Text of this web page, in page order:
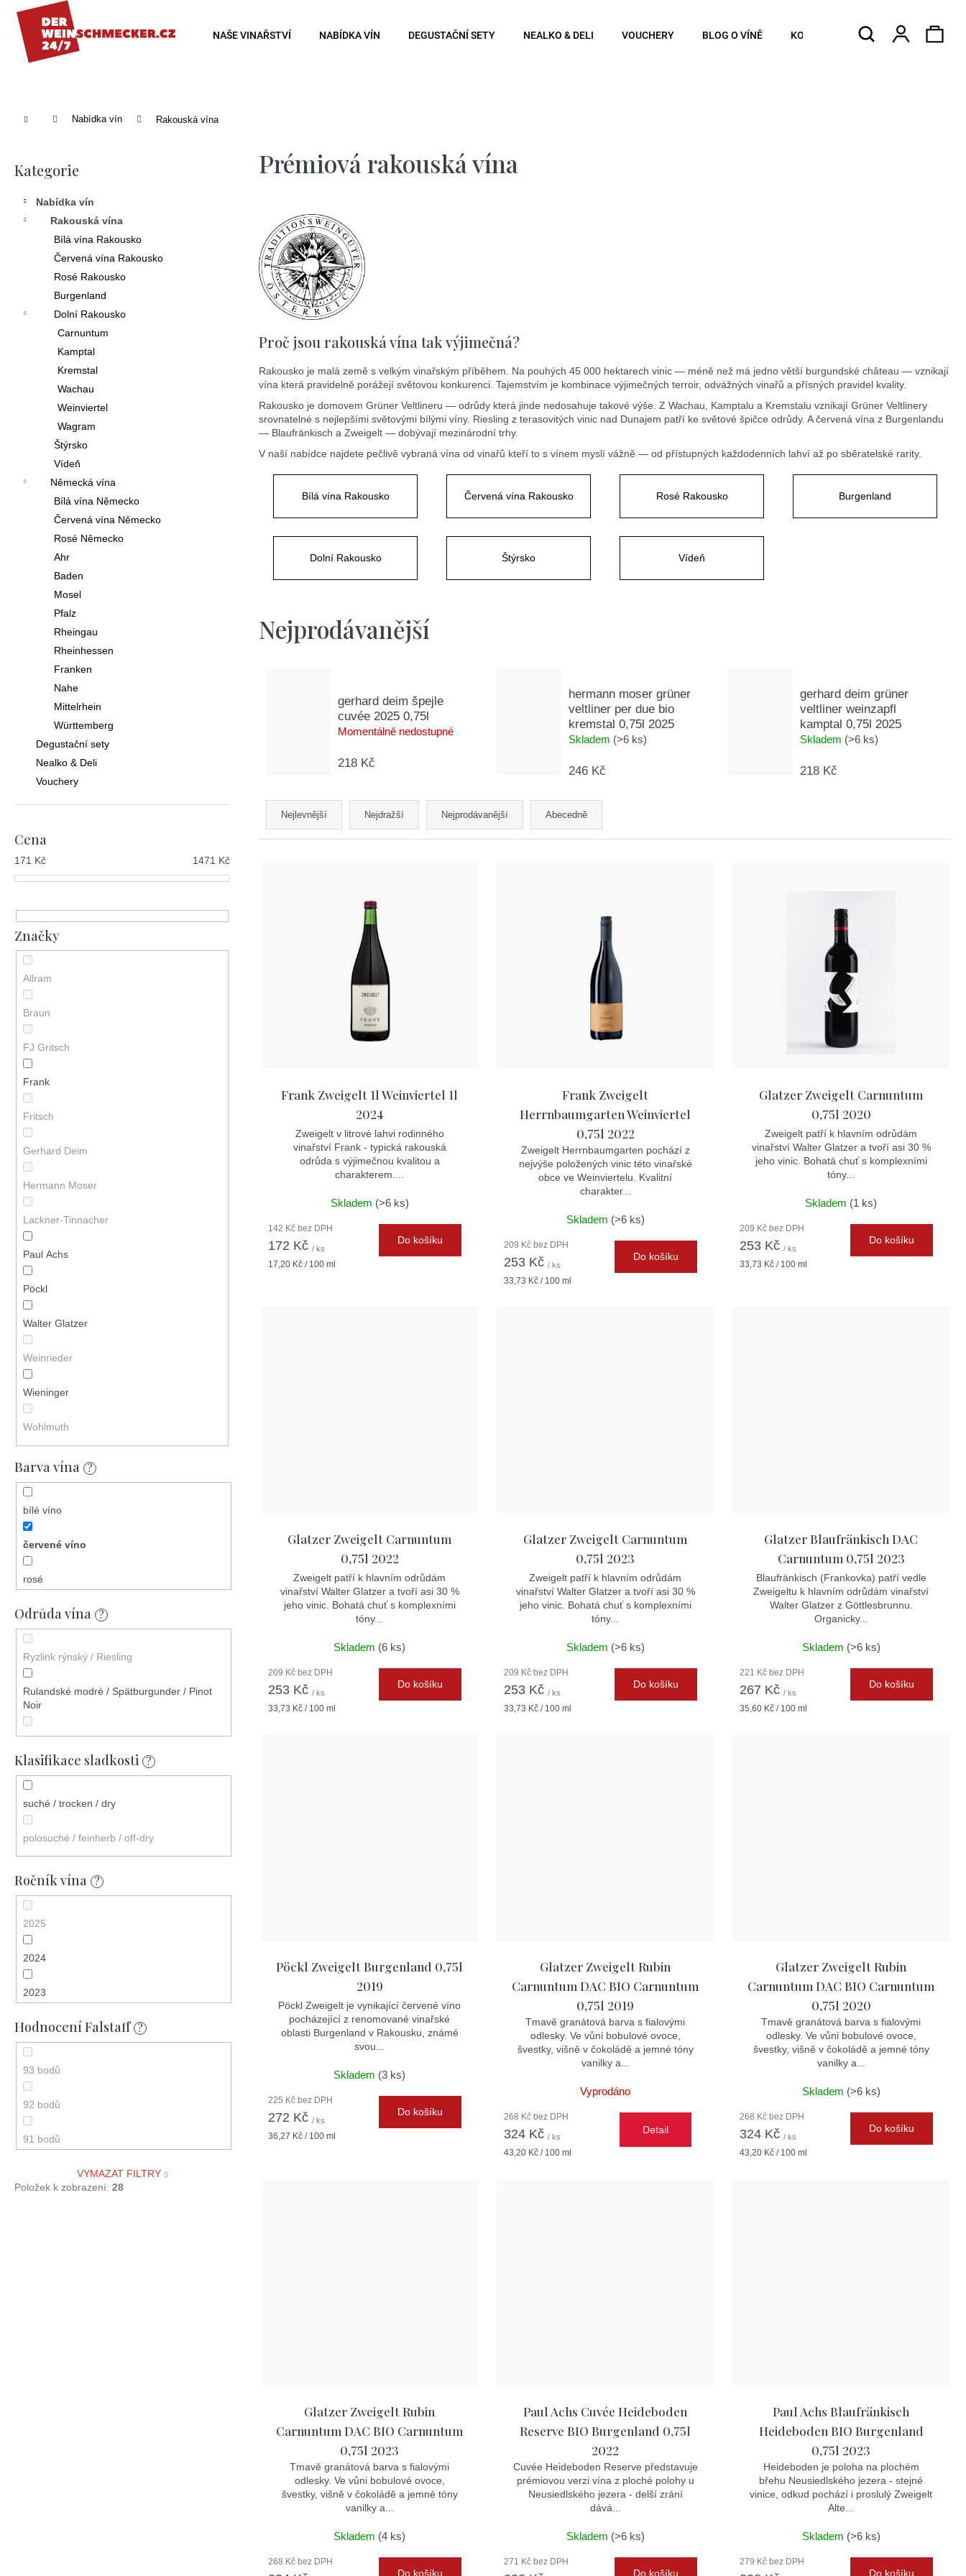
NAŠE VINAŘSTVÍ NABÍDKA VÍN DEGUSTAČNÍ SETY NEALKO & DELI VOUCHERY BLOG O VÍNĚ KONTAKTY Hledat
Domů Nabídka vín Rakouská vína
Přeskočit
kategorie
Kategorie
Nabídka vín
Rakouská vína
Bílá vína Rakousko
Červená vína Rakousko
Rosé Rakousko
Burgenland
Dolní Rakousko
Carnuntum
Kamptal
Kremstal
Wachau
Weinviertel
Wagram
Štýrsko
Vídeň
Německá vína
Bílá vína Německo
Červená vína Německo
Rosé Německo
Ahr
Baden
Mosel
Pfalz
Rheingau
Rheinhessen
Franken
Nahe
Mittelrhein
Württemberg
Degustační sety
Nealko & Deli
Vouchery
Cena
171 Kč 1471 Kč
Značky
Allram
Braun
FJ Gritsch
Frank
Fritsch
Gerhard Deim
Hermann Moser
Lackner-Tinnacher
Paul Achs
Pöckl
Walter Glatzer
Weinrieder
Wieninger
Wohlmuth
Barva vína ?
bílé víno
červené víno
rosé
červerné víno
Odrůda vína ?
Ryzlink rýnský / Riesling
Rulandské modré / Spätburgunder / Pinot
Noir
Veltlínské zelené / Grüner Veltliner
Chardonnay
Zweigeltrebe / Zweigelt
Sauvignon Blanc
Frankovka / Blaufränkisch
Gelber Muskateller / Muškát žlutý / Muscat
Blanc à Petits Grains
Rulandské bílé / Weissburgunder / Pinot
Blanc
Svatovavřinecké / St. Laurent
Veltlínské červené, Roter Veltliner
Veltlínské červené / Roter Veltliner
Klasifikace sladkosti ?
suché / trocken / dry
polosuché / feinherb / off-dry
Ročník vína ?
2025
2024
2023
2022
Hodnocení Falstaff ?
93 bodů
92 bodů
91 bodů
VYMAZAT FILTRY
Položek k zobrazení: 28
Prémiová rakouská vína
Proč jsou rakouská vína tak výjimečná?
Rakousko je malá země s velkým vinařským příběhem. Na pouhých 45 000 hektarech vinic — méně než má jedno větší burgundské château — vznikají
vína která pravidelně porážejí světovou konkurenci. Tajemstvím je kombinace výjimečných terroir, odvážných vinařů a přísných pravidel kvality.
Rakousko je domovem Grüner Veltlineru — odrůdy která jinde nedosahuje takové výše. Z Wachau, Kamptalu a Kremstalu vznikají Grüner Veltlinery
srovnatelné s nejlepšími světovými bílými víny. Riesling z terasovitých vinic nad Dunajem patří ke světové špičce odrůdy. A červená vína z Burgenlandu
— Blaufränkisch a Zweigelt — dobývají mezinárodní trhy.
V naší nabídce najdete pečlivě vybraná vína od vinařů kteří to s vínem myslí vážně — od přístupných každodenních lahví až po sběratelské rarity.
Bílá vína Rakousko Červená vína Rakousko Rosé Rakousko Burgenland
Dolní Rakousko Štýrsko Vídeň
Nejprodávanější
gerhard deim špejle
cuvée 2025 0,75l
Momentálně nedostupné
218 Kč
hermann moser grüner
veltliner per due bio
kremstal 0,75l 2025
Skladem (>6 ks)
246 Kč
gerhard deim grüner
veltliner weinzapfl
kamptal 0,75l 2025
Skladem (>6 ks)
218 Kč
Ř
a
Nejlevnější Nejdražší Nejprodávanější Abecedně
Frank Zweigelt 1l Weinviertel 1l
2024
Zweigelt v litrové lahvi rodinného
vinařství Frank - typická rakouská
odrůda s výjimečnou kvalitou a
charakterem....
Skladem (>6 ks)
142 Kč bez DPH
172 Kč / ks
Měrná
17,20 Kč / 100 ml
Do košíku
Frank Zweigelt
Herrnbaumgarten Weinviertel
0,75l 2022
Zweigelt Herrnbaumgarten pochází z
nejvýše položených vinic této vinařské
obce ve Weinviertelu. Kvalitní
charakter...
Skladem (>6 ks)
209 Kč bez DPH
253 Kč / ks
Měrná
33,73 Kč / 100 ml
Do košíku
Glatzer Zweigelt Carnuntum
0,75l 2020
Zweigelt patří k hlavním odrůdám
vinařství Walter Glatzer a tvoří asi 30 %
jeho vinic. Bohatá chuť s komplexními
tóny...
Skladem (1 ks)
209 Kč bez DPH
253 Kč / ks
Měrná
33,73 Kč / 100 ml
Do košíku
Glatzer Zweigelt Carnuntum
0,75l 2022
Zweigelt patří k hlavním odrůdám
vinařství Walter Glatzer a tvoří asi 30 %
jeho vinic. Bohatá chuť s komplexními
tóny...
Skladem (6 ks)
209 Kč bez DPH
253 Kč / ks
Měrná
33,73 Kč / 100 ml
Do košíku
Glatzer Zweigelt Carnuntum
0,75l 2023
Zweigelt patří k hlavním odrůdám
vinařství Walter Glatzer a tvoří asi 30 %
jeho vinic. Bohatá chuť s komplexními
tóny...
Skladem (>6 ks)
209 Kč bez DPH
253 Kč / ks
Měrná
33,73 Kč / 100 ml
Do košíku
Glatzer Blaufränkisch DAC
Carnuntum 0,75l 2023
Blaufränkisch (Frankovka) patří vedle
Zweigeltu k hlavním odrůdám vinařství
Walter Glatzer z Göttlesbrunnu.
Organicky...
Skladem (>6 ks)
221 Kč bez DPH
267 Kč / ks
Měrná
35,60 Kč / 100 ml
Do košíku
Pöckl Zweigelt Burgenland 0,75l
2019
Pöckl Zweigelt je vynikající červené víno
pocházející z renomované vinařské
oblasti Burgenland v Rakousku, známé
svou...
Skladem (3 ks)
225 Kč bez DPH
272 Kč / ks
Měrná
36,27 Kč / 100 ml
Do košíku
Glatzer Zweigelt Rubin
Carnuntum DAC BIO Carnuntum
0,75l 2019
Tmavě granátová barva s fialovými
odlesky. Ve vůni bobulové ovoce,
švestky, višně v čokoládě a jemné tóny
vanilky a...
Vyprodáno
268 Kč bez DPH
324 Kč / ks
Měrná
43,20 Kč / 100 ml
Detail
Glatzer Zweigelt Rubin
Carnuntum DAC BIO Carnuntum
0,75l 2020
Tmavě granátová barva s fialovými
odlesky. Ve vůni bobulové ovoce,
švestky, višně v čokoládě a jemné tóny
vanilky a...
Skladem (>6 ks)
268 Kč bez DPH
324 Kč / ks
Měrná
43,20 Kč / 100 ml
Do košíku
Glatzer Zweigelt Rubin
Carnuntum DAC BIO Carnuntum
0,75l 2023
Tmavě granátová barva s fialovými
odlesky. Ve vůni bobulové ovoce,
švestky, višně v čokoládě a jemné tóny
vanilky a...
Skladem (4 ks)
268 Kč bez DPH
Do košíku
Paul Achs Cuvée Heideboden
Reserve BIO Burgenland 0,75l
2022
Cuvée Heideboden Reserve představuje
prémiovou verzi vína z ploché polohy u
Neusiedlského jezera - delší zrání
dává...
Skladem (>6 ks)
271 Kč bez DPH
Do košíku
Paul Achs Blaufränkisch
Heideboden BIO Burgenland
0,75l 2023
Heideboden je poloha na plochém
břehu Neusiedlského jezera - stejné
vinice, odkud pochází i proslulý Zweigelt
Alte...
Skladem (>6 ks)
279 Kč bez DPH
Do košíku
Zpět
do
Zpět
do